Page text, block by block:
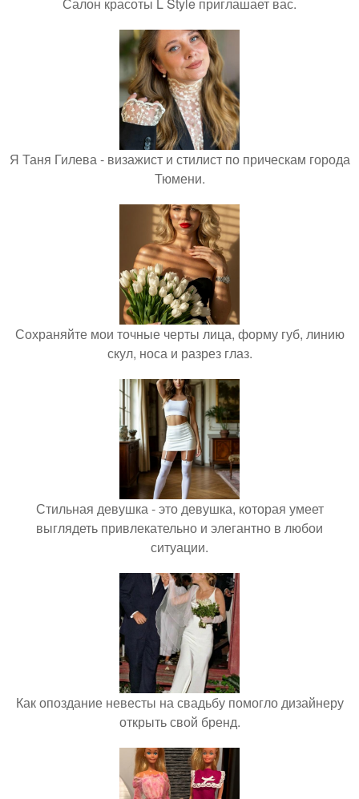
Салон красоты L Style приглашает вас.
Я Таня Гилева - визажист и стилист по прическам города
Тюмени.
Сохраняйте мои точные черты лица, форму губ, линию
скул, носа и разрез глаз.
Стильная девушка - это девушка, которая умеет
выглядеть привлекательно и элегантно в любои
ситуации.
Как опоздание невесты на свадьбу помогло дизайнеру
открыть свой бренд.